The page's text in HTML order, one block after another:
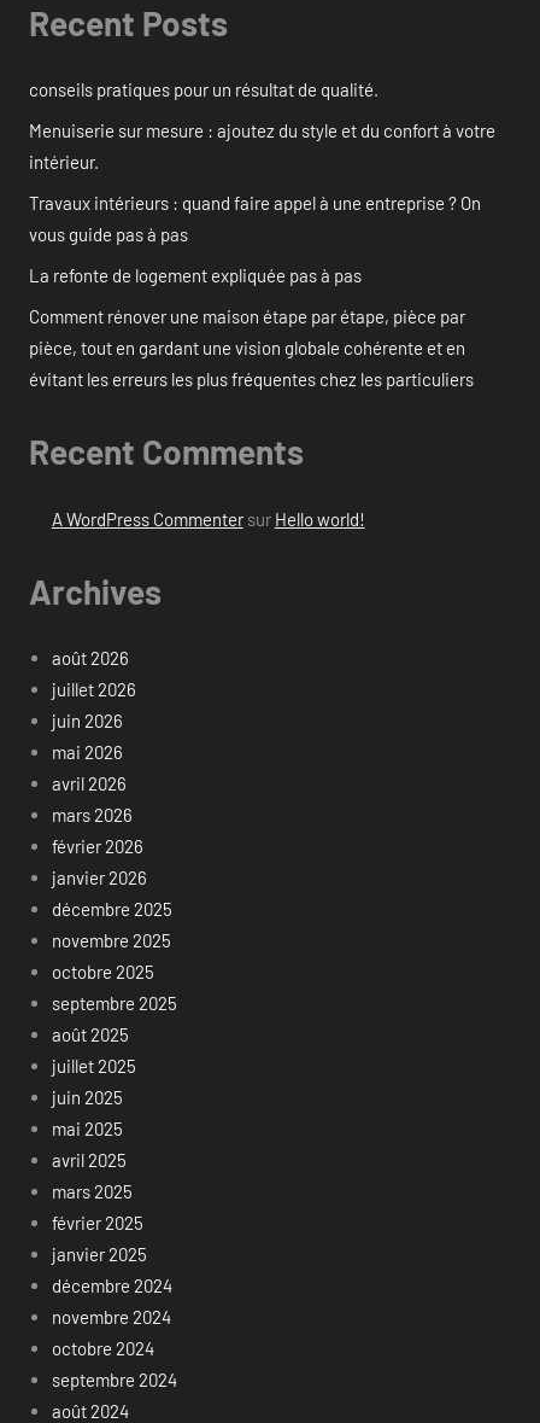
Recent Posts
conseils pratiques pour un résultat de qualité.
Menuiserie sur mesure : ajoutez du style et du confort à votre
intérieur.
Travaux intérieurs : quand faire appel à une entreprise ? On
vous guide pas à pas
La refonte de logement expliquée pas à pas
Comment rénover une maison étape par étape, pièce par
pièce, tout en gardant une vision globale cohérente et en
évitant les erreurs les plus fréquentes chez les particuliers
Recent Comments
A WordPress Commentersur Hello world!
Archives
août 2026
juillet 2026
juin 2026
mai 2026
avril 2026
mars 2026
février 2026
janvier 2026
décembre 2025
novembre 2025
octobre 2025
septembre 2025
août 2025
juillet 2025
juin 2025
mai 2025
avril 2025
mars 2025
février 2025
janvier 2025
décembre 2024
novembre 2024
octobre 2024
septembre 2024
août 2024